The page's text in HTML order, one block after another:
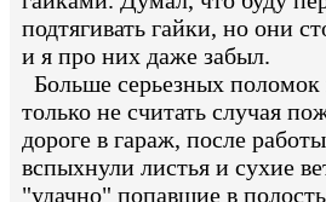
подтягивать гайки, но они
и я про них даже забыл.
Больше серьезных
только не считать случая
дороге в гараж, после
вспыхнули листья и сухие
"удачно" попавшие в